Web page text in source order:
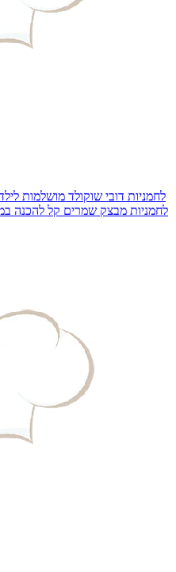
לחמניות דובי שוקולד מושלמות
לחמניות מבצק שמרים קל להכנה